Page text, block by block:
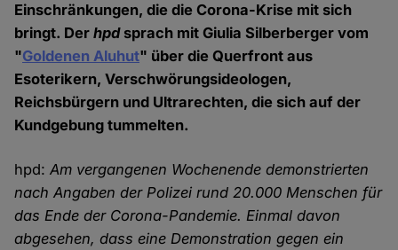
Einschränkungen, die die Corona-Krise mit sich
bringt. Derhpdsprach mit Giulia Silberberger vom
"Goldenen Aluhut" über die Querfront aus
Esoterikern, Verschwörungsideologen,
Reichsbürgern und Ultrarechten, die sich auf der
Kundgebung tummelten.
hpd:Am vergangenen Wochenende demonstrierten
nach Angaben der Polizei rund 20.000 Menschen für
das Ende der Corona-Pandemie. Einmal davon
abgesehen, dass eine Demonstration gegen ein